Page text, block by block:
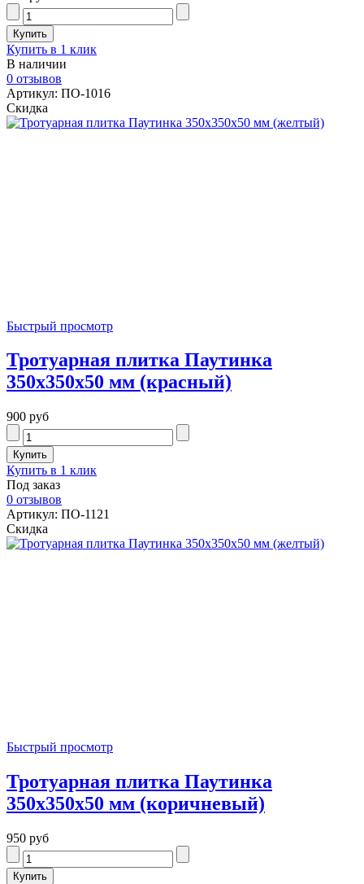
Купить в 1 клик
В наличии
0 отзывов
Артикул: ПО-1016
Скидка
Быстрый просмотр
Тротуарная плитка Паутинка
350x350x50 мм (красный)
900 руб
Купить в 1 клик
Под заказ
0 отзывов
Артикул: ПО-1121
Скидка
Быстрый просмотр
Тротуарная плитка Паутинка
350x350x50 мм (коричневый)
950 руб